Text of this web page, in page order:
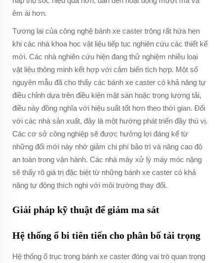
êm ái hơn.
Tương lai của công nghệ bánh xe caster trông rất hứa hẹn
khi các nhà khoa học vật liệu tiếp tục nghiên cứu các thiết kế
mới. Các nhà nghiên cứu hiện đang thử nghiệm nhiều loại
vật liệu thông minh kết hợp với cảm biến tích hợp. Một số
nguyên mẫu đã cho thấy các bánh xe caster có khả năng tự
điều chỉnh dựa trên điều kiện mặt sàn hoặc trọng lượng tải,
điều này đồng nghĩa với hiệu suất tốt hơn theo thời gian. Đối
với các nhà sản xuất, đây là một hướng phát triển đầy thú vị.
Các cơ sở công nghiệp sẽ được hưởng lợi đáng kể từ
những đổi mới này nhờ giảm chi phí bảo trì và nâng cao độ
an toàn trong vận hành. Các nhà máy xử lý máy móc nặng
sẽ thấy rõ giá trị đặc biệt từ những bánh xe caster có khả
năng tự động thích nghi với môi trường thay đổi.
Giải pháp kỹ thuật để giảm ma sát
Hệ thống ổ bi tiên tiến cho phân bố tải trọng
Hệ thống ổ trục trong bánh xe caster đóng vai trò quan trọng